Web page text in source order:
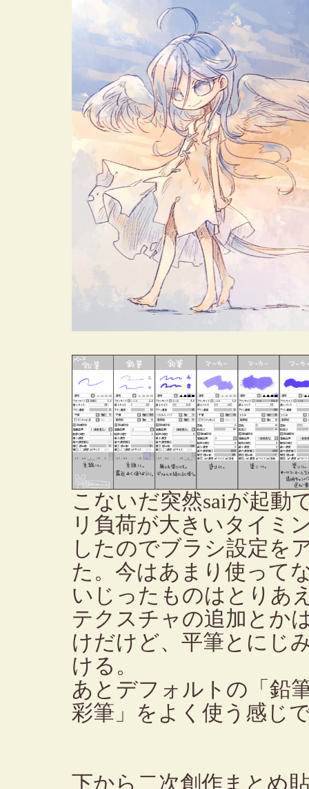
こないだ突然saiが起動
リ負荷が大きいタイミ
したのでブラシ設定を
た。今はあまり使って
いじったものはとりあ
テクスチャの追加とか
けだけど、平筆とにじ
ける。
あとデフォルトの「鉛
彩筆」をよく使う感じ
下から二次創作まとめ